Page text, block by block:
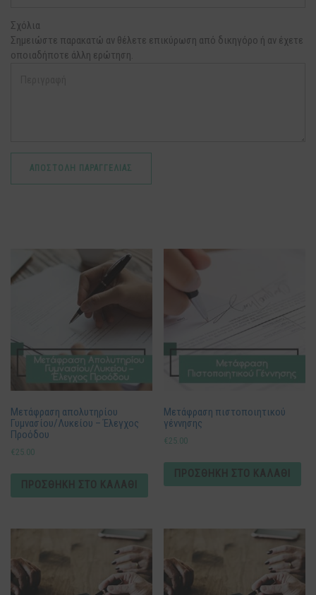
Σχόλια
Σημειώστε παρακατώ αν θέλετε επικύρωση από δικηγόρο ή αν έχετε
οποιαδήποτε άλλη ερώτηση.
Μετάφραση απολυτηρίου
Γυμνασίου/Λυκείου – Έλεγχος
Προόδου
€25.00
ΠΡΟΣΘΉΚΗ ΣΤΟ ΚΑΛΆΘΙ
Μετάφραση πιστοποιητικού
γέννησης
€25.00
ΠΡΟΣΘΉΚΗ ΣΤΟ ΚΑΛΆΘΙ